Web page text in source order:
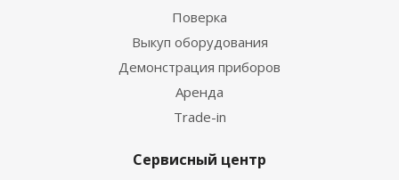
Поверка
Выкуп оборудования
Демонстрация приборов
Аренда
Trade-in
Сервисный центр